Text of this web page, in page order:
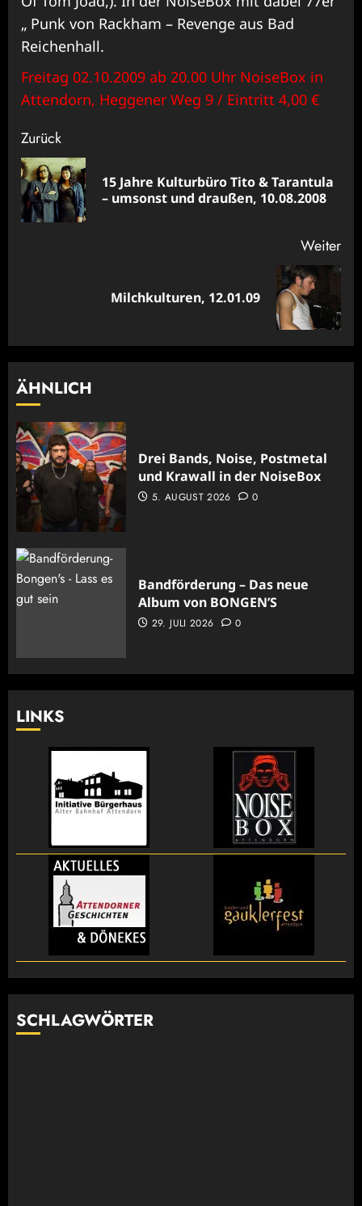
„ Punk von Rackham – Revenge aus Bad
Reichenhall.
Freitag 02.10.2009 ab 20.00 Uhr NoiseBox in
Attendorn, Heggener Weg 9 / Eintritt 4,00 €
Beitragsnavigation
Zurück
15 Jahre Kulturbüro Tito & Tarantula
– umsonst und draußen, 10.08.2008
Weiter
Milchkulturen, 12.01.09
ÄHNLICH
Drei Bands, Noise, Postmetal
und Krawall in der NoiseBox
5. AUGUST 2026 0
Bandförderung – Das neue
Album von BONGEN’S
29. JULI 2026 0
LINKS
SCHLAGWÖRTER